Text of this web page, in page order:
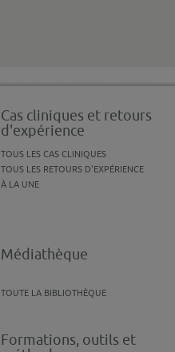
Cas cliniques et retours
d'expérience
TOUS LES CAS CLINIQUES
TOUS LES RETOURS D'EXPÉRIENCE
À LA UNE
Médiathèque
TOUTE LA BIBLIOTHÈQUE
Formations, outils et